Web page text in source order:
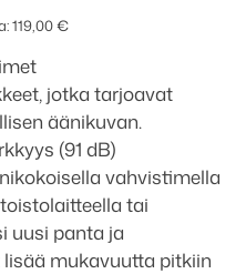
€.
€.
119,00€
jotka tarjoavat
äänikuvan.
(91 dB)
vahvistimella
tai
uusi panta ja
mukavuutta pitkiin